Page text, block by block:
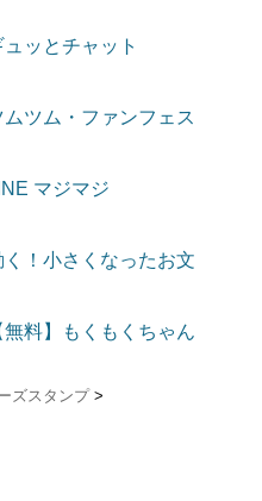
ッとチャット
ツム・ファンフェス
マジマジ
！小さくなったお文
料】もくもくちゃん
ズスタンプ >